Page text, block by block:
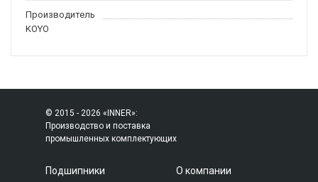
Производитель
KOYO
© 2015 - 2026 «INNER»:
Производство и поставка
промышленных комплектующих
Подшипники
О компании